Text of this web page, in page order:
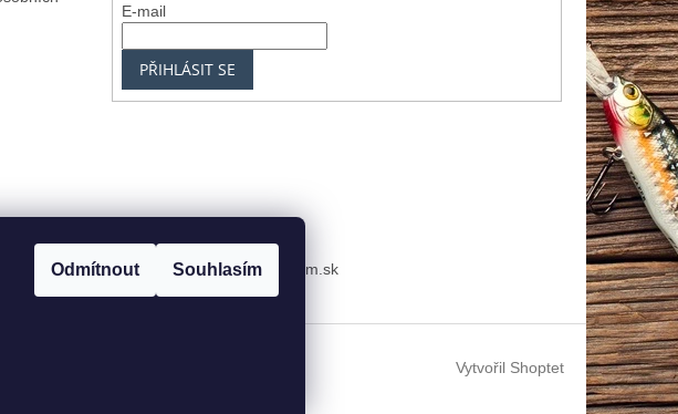
Odmítnout Souhlasím
E-mail
PŘIHLÁSIT SE
Živéfirmy.cz Azet.sk MRK.cz Zoznam.sk
Vytvořil Shoptet